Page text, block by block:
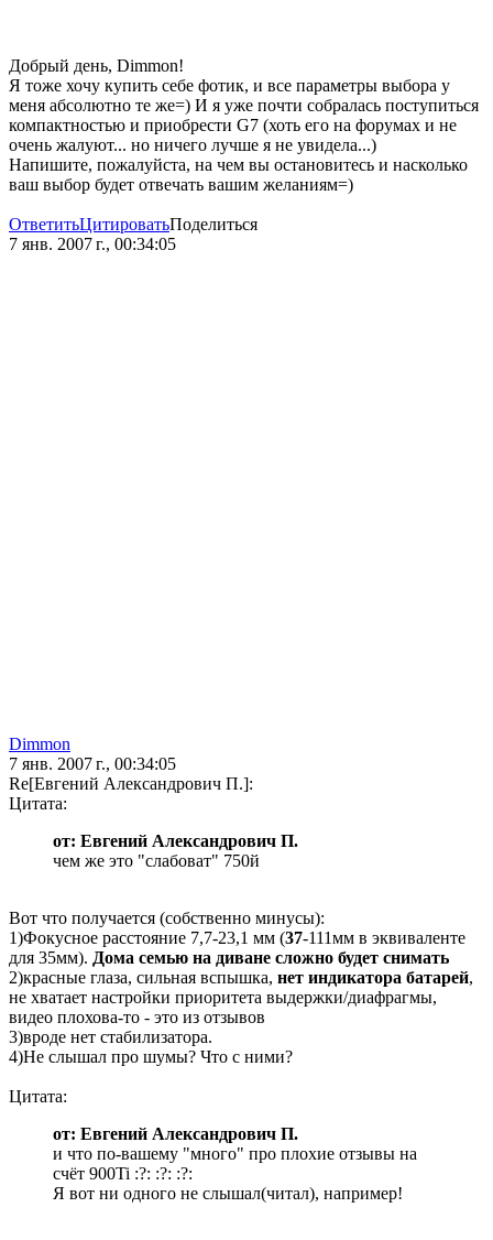
Добрый день, Dimmon!
Я тоже хочу купить себе фотик, и все параметры выбора у
меня абсолютно те же=) И я уже почти собралась поступиться
компактностью и приобрести G7 (хоть его на форумах и не
очень жалуют... но ничего лучше я не увидела...)
Напишите, пожалуйста, на чем вы остановитесь и насколько
ваш выбор будет отвечать вашим желаниям=)
ОтветитьЦитироватьПоделиться
7 янв. 2007 г., 00:34:05
Dimmon
7 янв. 2007 г., 00:34:05
Re[Евгений Александрович П.]:
Цитата:
от: Евгений Александрович П.
чем же это "слабоват" 750й
Вот что получается (собственно минусы):
1)Фокусное расстояние 7,7-23,1 мм (37-111мм в эквиваленте
для 35мм). Дома семью на диване сложно будет снимать
2)красные глаза, сильная вспышка, нет индикатора батарей,
не хватает настройки приоритета выдержки/диафрагмы,
видео плохова-то - это из отзывов
3)вроде нет стабилизатора.
4)Не слышал про шумы? Что с ними?
Цитата:
от: Евгений Александрович П.
и что по-вашему "много" про плохие отзывы на
счёт 900Ti :?: :?: :?:
Я вот ни одного не слышал(читал), например!